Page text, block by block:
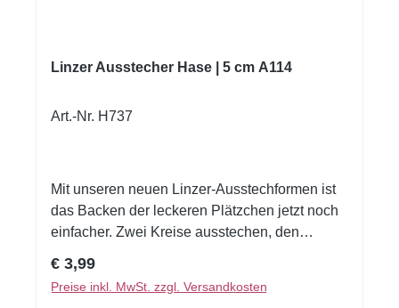
Linzer Ausstecher Hase | 5 cm A114
Art.-Nr. H737
Mit unseren neuen Linzer-Ausstechformen ist
das Backen der leckeren Plätzchen jetzt noch
einfacher. Zwei Kreise ausstechen, den
in einen Kreis stechen. Nach dem Backen mit
leckerem Gelee betreichen, zusammensetzen
Regulärer Preis:
€ 3,99
Preise inkl. MwSt. zzgl. Versandkosten